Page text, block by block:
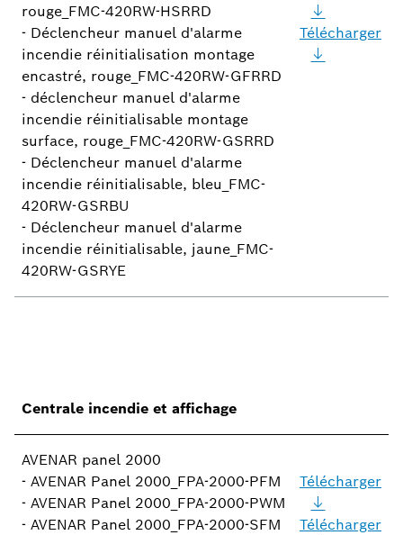
rouge_FMC-420RW-HSRRD
- Déclencheur manuel d'alarme
incendie réinitialisation montage
encastré, rouge_FMC-420RW-GFRRD
- déclencheur manuel d'alarme
incendie réinitialisable montage
surface, rouge_FMC-420RW-GSRRD
- Déclencheur manuel d'alarme
incendie réinitialisable, bleu_FMC-
420RW-GSRBU
- Déclencheur manuel d'alarme
incendie réinitialisable, jaune_FMC-
420RW-GSRYE
Télécharger
Centrale incendie et affichage
AVENAR panel 2000
- AVENAR Panel 2000_FPA-2000-PFM
- AVENAR Panel 2000_FPA-2000-PWM
- AVENAR Panel 2000_FPA-2000-SFM
Télécharger
Télécharger